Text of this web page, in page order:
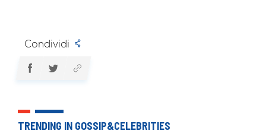
Condividi
TRENDING IN GOSSIP&CELEBRITIES